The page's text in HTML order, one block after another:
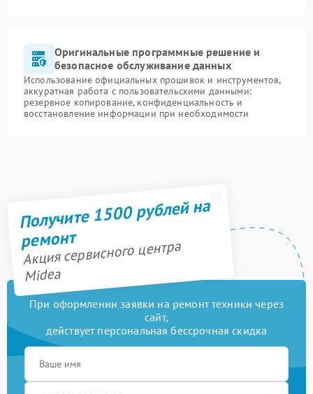
Оригинальные программные решение и
безопасное обслуживание данных
Использование официальных прошивок и инструментов,
аккуратная работа с пользовательскими данными:
резервное копирование, конфиденциальность и
восстановление информации при необходимости
Получите 1500 рублей на
ремонт
Акция сервисного центра
Midea
При оформлении заявки на ремонт техники через
сайт,
действует персональная бессрочная скидка